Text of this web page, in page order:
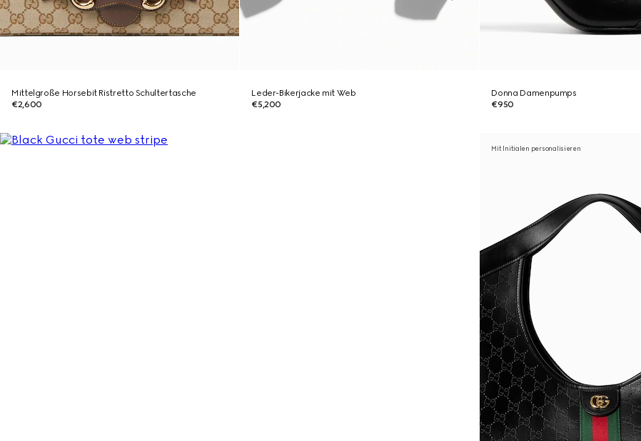
Mittelgroße Horsebit Ristretto Schultertasche
€2,600
Leder-Bikerjacke mit Web
€5,200
Donna Damenpumps
€950
Mit Initialen personalisieren